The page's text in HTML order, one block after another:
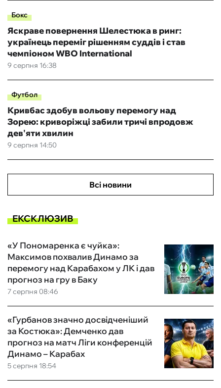
Бокс
9 серпня 16:38
Яскраве повернення Шелестюка в ринг:
українець переміг рішенням суддів і став
чемпіоном WBO International
Футбол
9 серпня 14:50
Кривбас здобув вольову перемогу над
Зорею: криворіжці забили тричі впродовж
дев'яти хвилин
Всі новини
ЕКСКЛЮЗИВ
7 серпня 08:46
«У Пономаренка є чуйка»:
Максимов похвалив Динамо за
перемогу над Карабахом у ЛК і дав
прогноз на гру в Баку
5 серпня 18:54
«Гурбанов значно досвідченіший
за Костюка»: Демченко дав
прогноз на матч Ліги конференцій
Динамо – Карабах